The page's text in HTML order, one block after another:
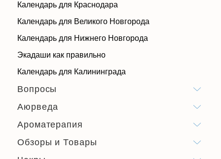
Календарь для Краснодара
Календарь для Великого Новгорода
Календарь для Нижнего Новгорода
Экадаши как правильно
Календарь для Калининграда
Вопросы
Аюрведа
Ароматерапия
Обзоры и Товары